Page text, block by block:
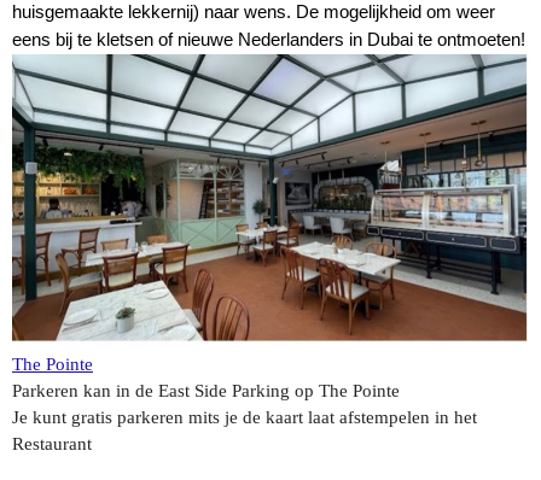
huisgemaakte lekkernij) naar wens. De mogelijkheid om weer
eens bij te kletsen of nieuwe Nederlanders in Dubai te ontmoeten!
The Pointe
Parkeren kan in de East Side Parking op The Pointe
Je kunt gratis parkeren mits je de kaart laat afstempelen in het
Restaurant